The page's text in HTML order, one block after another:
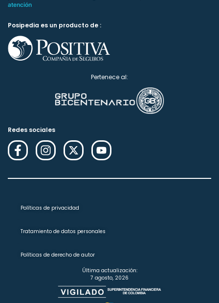
atención
Posipedia es un producto de :
Pertenece al:
Redes sociales
Políticas de privacidad
Tratamiento de datos personales
Políticas de derecho de autor
Última actualización:
7 agosto, 2026